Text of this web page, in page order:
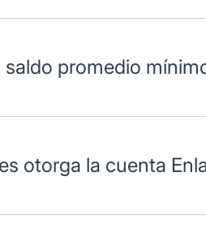
promedio
otorga la cuenta